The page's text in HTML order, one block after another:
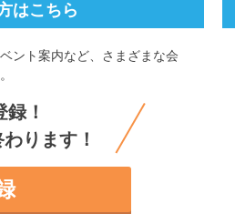
はこちら
ント案内など、さまざまな会
！
ります！